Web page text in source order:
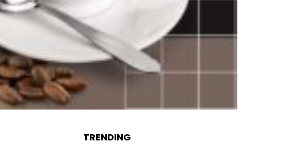
TRENDING